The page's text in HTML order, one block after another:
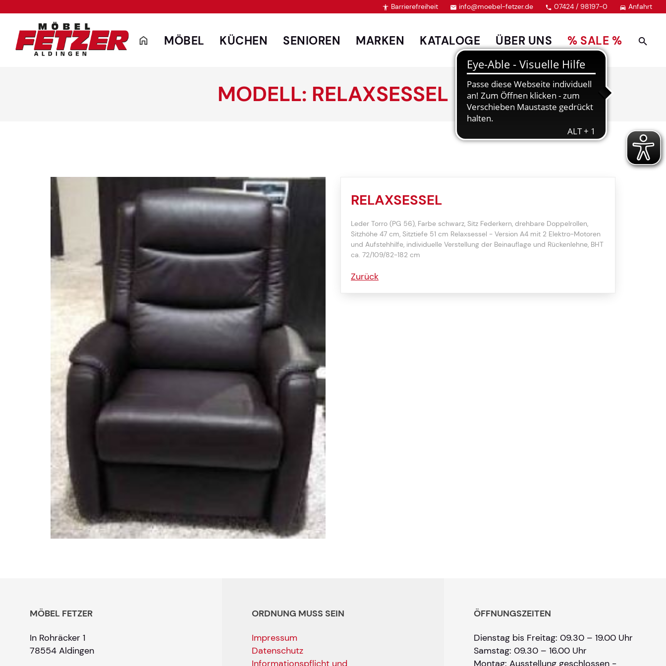
 Barrierefreiheit  info@moebel-fetzer.de  07424 / 98197-0  Anfahrt
MÖBEL KÜCHEN SENIOREN MARKEN KATALOGE ÜBER UNS % SALE %
MODELL: RELAXSESSEL
RELAXSESSEL
Leder Torro (PG 56), Farbe schwarz, Sitz Federkern, drehbare Doppelrollen,
Sitzhöhe 47 cm, Sitztiefe 51 cm Relaxsessel - Version A4 mit 2 Elektro-Motoren
und Aufstehhilfe, individuelle Verstellung der Beinauflage und Rückenlehne, BHT
ca. 72/109/82-182 cm
Zurück
MÖBEL FETZER
In Rohräcker 1
78554 Aldingen
ORDNUNG MUSS SEIN
Impressum
Datenschutz
Informationspflicht und
ÖFFNUNGSZEITEN
Dienstag bis Freitag: 09.30 – 19.00 Uhr
Samstag: 09.30 – 16.00 Uhr
Montag: Ausstellung geschlossen -